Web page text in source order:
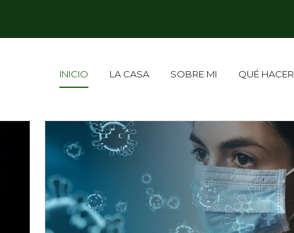
INICIO LA CASA SOBRE MI QUÉ HACER